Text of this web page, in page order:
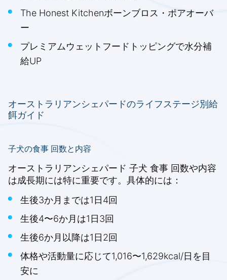
The Honest Kitchenボーンブロス・ポアオーバ
ー
プレミアムウェットフードトッピングで水分補
給UP
オーストラリアンシェパードのライフステージ別給
餌ガイド
子犬の食事 回数と内容
オーストラリアンシェパード 子犬 食事 回数や内容
は成長期には特に重要です。具体的には：
生後3か月までは1日4回
生後4〜6か月は1日3回
生後6か月以降は1日2回
体格や活動量に応じて1,016〜1,629kcal/日を目
安に